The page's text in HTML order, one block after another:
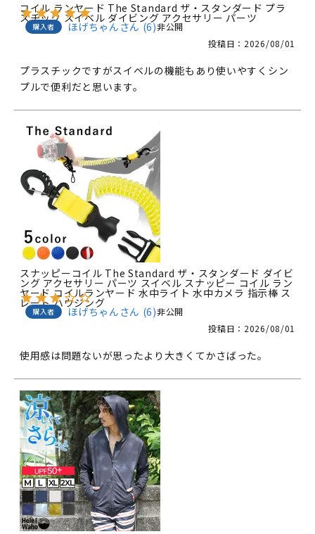
コイル ランヤード The Standard ザ・スタンダード プラ
スチック スイベル ダイビング アクセサリー パーツ
購入者 ほげちゃん 6 非公開
投稿日
2026/08/01
プラスチックですがスイベルの機能もあり使いやすくシン
プルで便利だと思います。
スナッピーコイル The Standard ザ・スタンダード ダイビ
ング アクセサリー パーツ スイベル スナッピー コイル ラン
ヤード コイルランヤード 水中ライト 水中カメラ 指示棒 ス
レート ハウジング
購入者 ほげちゃん 6 非公開
投稿日
2026/08/01
使用感は問題ないが思ったより大きくてかさばった。